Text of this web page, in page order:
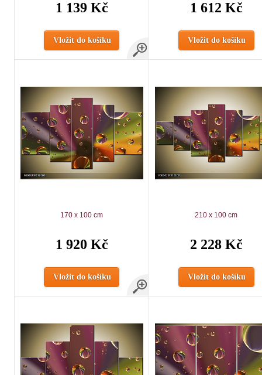
1 139 Kč
Vložit do košíku
1 612 Kč
Vložit do košíku
170 x 100 cm
1 920 Kč
Vložit do košíku
210 x 100 cm
2 228 Kč
Vložit do košíku